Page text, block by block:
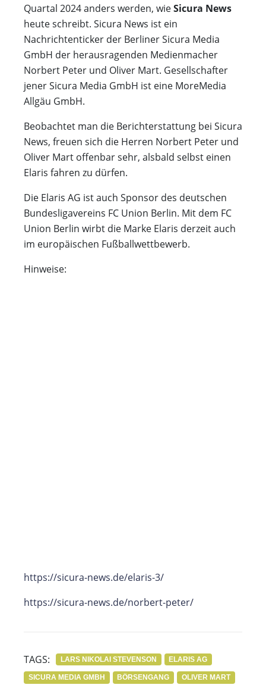
Quartal 2024 anders werden, wieSicura News
heute schreibt. Sicura News ist ein
Nachrichtenticker der Berliner Sicura Media
GmbH der herausragenden Medienmacher
Norbert Peter und Oliver Mart. Gesellschafter
jener Sicura Media GmbH ist eine MoreMedia
Allgäu GmbH.
Beobachtet man die Berichterstattung bei Sicura
News, freuen sich die Herren Norbert Peter und
Oliver Mart offenbar sehr, alsbald selbst einen
Elaris fahren zu dürfen.
Die Elaris AG ist auch Sponsor des deutschen
Bundesligavereins FC Union Berlin. Mit dem FC
Union Berlin wirbt die Marke Elaris derzeit auch
im europäischen Fußballwettbewerb.
Hinweise:
https://sicura-news.de/elaris-3/
https://sicura-news.de/norbert-peter/
TAGS: LARS NIKOLAI STEVENSON ELARIS AG
SICURA MEDIA GMBH BÖRSENGANG OLIVER MART